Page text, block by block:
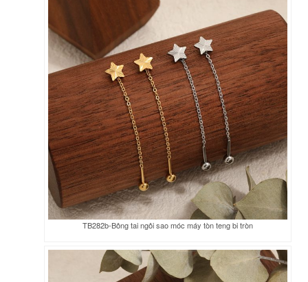
TB282b-Bông tai ngôi sao móc máy tòn teng bi tròn